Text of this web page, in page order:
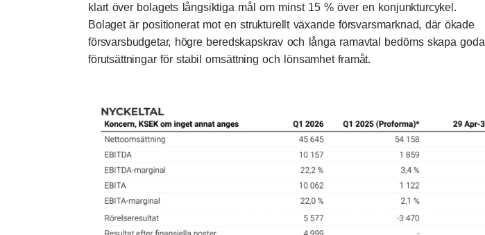
klart över bolagets långsiktiga mål om minst 15 % över en konjunkturcykel.
Bolaget är positionerat mot en strukturellt växande försvarsmarknad, där ökade
försvarsbudgetar, högre beredskapskrav och långa ramavtal bedöms skapa goda
förutsättningar för stabil omsättning och lönsamhet framåt.